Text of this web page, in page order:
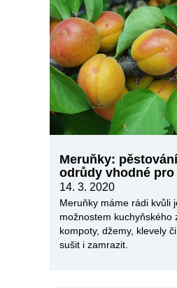
Meruňky:
odrůdy vhodné pro
14. 3. 2020
Meruňky máme rádi kvůli
možnostem kuchyňského
kompoty, džemy, klevely
sušit i zamrazit.